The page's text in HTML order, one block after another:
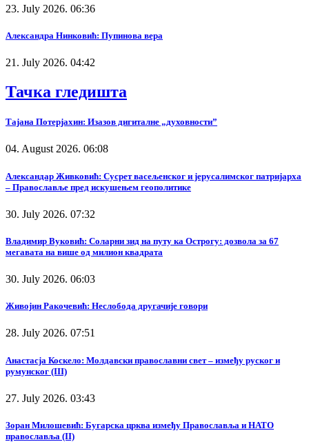
23. July 2026. 06:36
Александра Нинковић: Пупинова вера
21. July 2026. 04:42
Тачка гледишта
Тајана Потерјахин: Изазов дигиталне „духовности”
04. August 2026. 06:08
Александар Живковић: Сусрет васељенског и јерусалимског патријарха
– Православље пред искушењем геополитике
30. July 2026. 07:32
Владимир Вуковић: Соларни зид на путу ка Острогу: дозвола за 67
мегавата на више од милион квадрата
30. July 2026. 06:03
Живојин Ракочевић: Неслобода другачије говори
28. July 2026. 07:51
Анастасја Коскело: Молдавски православни свет – између руског и
румунског (III)
27. July 2026. 03:43
Зоран Милошевић: Бугарска црква између Православља и НАТО
православља (II)